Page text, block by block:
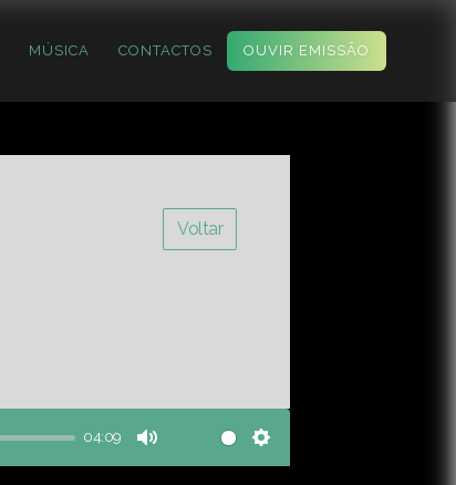
MÚSICA CONTACTOS OUVIR EMISSÃO
Voltar
04:09
Mute Settings